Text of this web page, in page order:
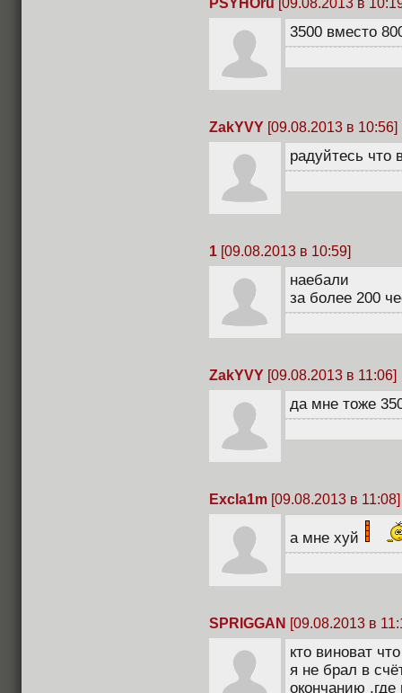
3500 вместо
ZakYVY [09.08.2013 в 10:56]
радуйтесь что
1 [09.08.2013 в 10:59]
наебали
за более 200
ZakYVY [09.08.2013 в 11:06]
да мне тоже
Excla1m [09.08.2013 в 11:08]
а мне хуй
SPRIGGAN [09.08.2013 в
кто виноват
я не брал в
окончанию ,где